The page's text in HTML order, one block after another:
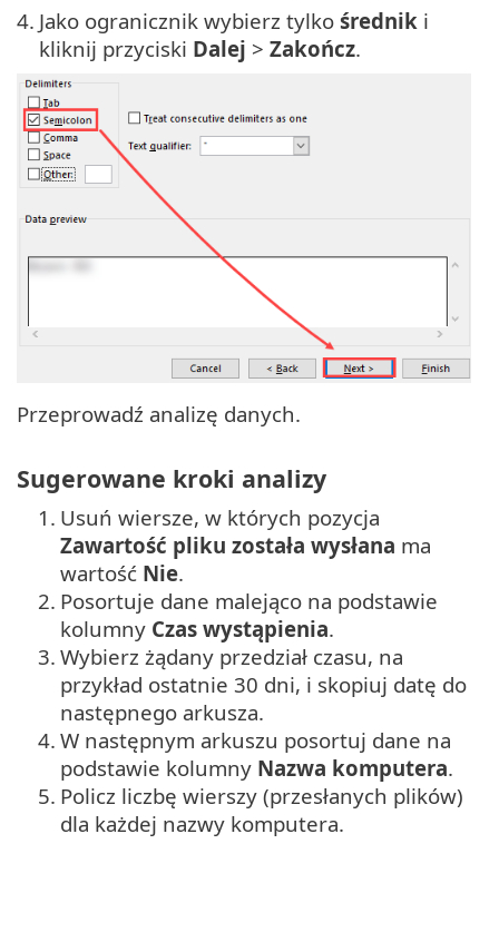
4. Jako ogranicznik wybierz tylko średnik i
kliknij przyciski Dalej > Zakończ.
Przeprowadź analizę danych.
Sugerowane kroki analizy
1. Usuń wiersze, w których pozycja
Zawartość pliku została wysłana ma
wartość Nie.
2. Posortuje dane malejąco na podstawie
kolumny Czas wystąpienia.
3. Wybierz żądany przedział czasu, na
przykład ostatnie 30 dni, i skopiuj datę do
następnego arkusza.
4. W następnym arkuszu posortuj dane na
podstawie kolumny Nazwa komputera.
5. Policz liczbę wierszy (przesłanych plików)
dla każdej nazwy komputera.